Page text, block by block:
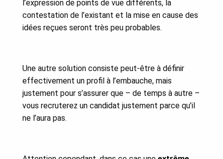
l’expression de points de vue différents, la
contestation de l’existant et la mise en cause des
idées reçues seront très peu probables.
Une autre solution consiste peut-être à définir
effectivement un profil à l’embauche, mais
justement pour s’assurer que – de temps à autre –
vous recruterez un candidat justement parce qu’il
ne l’aura pas.